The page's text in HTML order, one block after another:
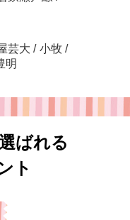
芸大 / 小牧 /
明
ばれる
ト